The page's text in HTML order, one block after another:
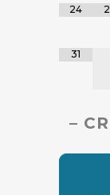
24
31
–